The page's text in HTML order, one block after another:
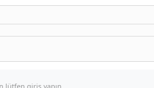
lütfen giriş yapın.